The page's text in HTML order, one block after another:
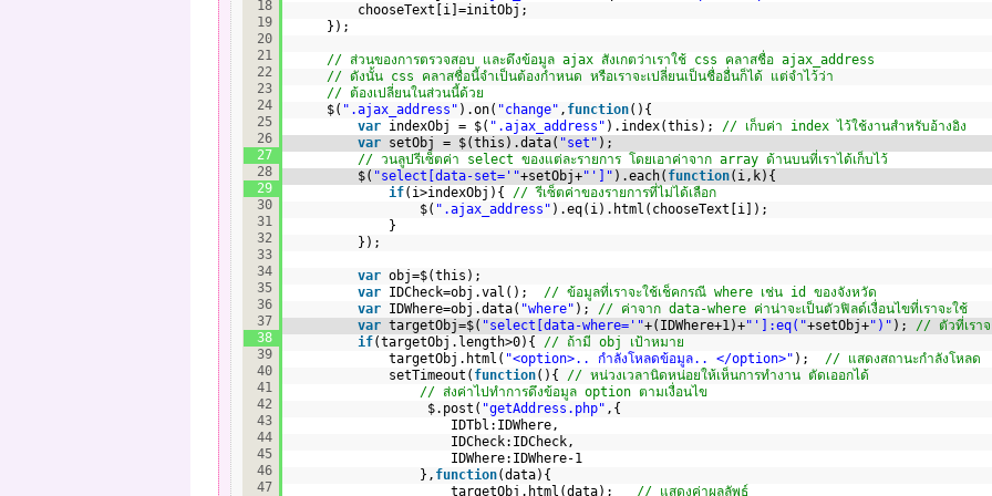
18
19
20
21
22
23
24
25
26
27
28
29
30
31
32
33
34
35
36
37
38
39
40
41
42
43
44
45
46
47
chooseText[i]=initObj;
});
// ส่วนของการตรวจสอบ และดึงข้อมูล ajax สังเกตว่าเราใช้ css คลาสชื่อ ajax_address
// ดังนั้น css คลาสชื่อนี้จำเป็นต้องกำหนด หรือเราจะเปลี่ยนเป็นชื่ออื่นก็ได้ แต่จำไว้ว่า
// ต้องเปลี่ยนในส่วนนี้ด้วย
$( ".ajax_address" ).on( "change" , function(){
var indexObj = $( ".ajax_address" ).index(this); // เก็บค่า index ไว้ใช้งานสำหรับอ้างอิง
var setObj = $(this).data( "set" );
// วนลูปรีเซ็ตค่า select ของแต่ละรายการ โดยเอาค่าจาก array ด้านบนที่เราได้เก็บไว้
$( "select[data-set='"+setObj+"']" ).each( function(i,k){
if(i>indexObj){ // รีเซ็ตค่าของรายการที่ไม่ได้เลือก
$( ".ajax_address" ).eq(i).html(chooseText[i]);
}
});
var obj=$(this);
var IDCheck=obj.val(); // ข้อมูลที่เราจะใช้เช็คกรณี where เช่น id ของจังหวัด
var IDWhere=obj.data( "where" ); // ค่าจาก data-where ค่าน่าจะเป็นตัวฟิลด์เงื่อนไขที่เราจะใช้
var targetObj=$( "select[data-where='"+(IDWhere+1)+"']:eq("+setObj+")" ); // ตัวที่เราจ
if(targetObj.length>0){ // ถ้ามี obj เป้าหมาย
targetObj.html( "<option>.. กำลังโหลดข้อมูล.. </option>" ); // แสดงสถานะกำลังโหลด
setTimeout( function(){ // หน่วงเวลานิดหน่อยให้เห็นการทำงาน ตัดเออกได้
// ส่งค่าไปทำการดึงข้อมูล option ตามเงื่อนไข
$.post( "getAddress.php" ,{
IDTbl:IDWhere,
IDCheck:IDCheck,
IDWhere:IDWhere-1
}, function(data){
targetObj.html(data); // แสดงค่าผลลัพธ์